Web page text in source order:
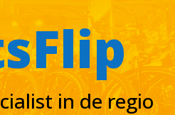
in de regio